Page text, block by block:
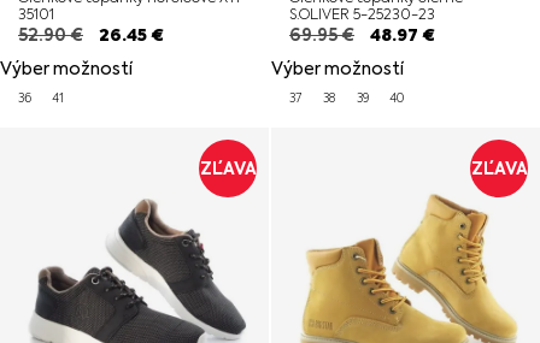
35101
52.90€ 26.45€
Výber možností
36 41
S.OLIVER 5-25230-23
69.95€ 48.97 €
Výber možností
37 38 39 40
ZĽAVA ZĽAVA